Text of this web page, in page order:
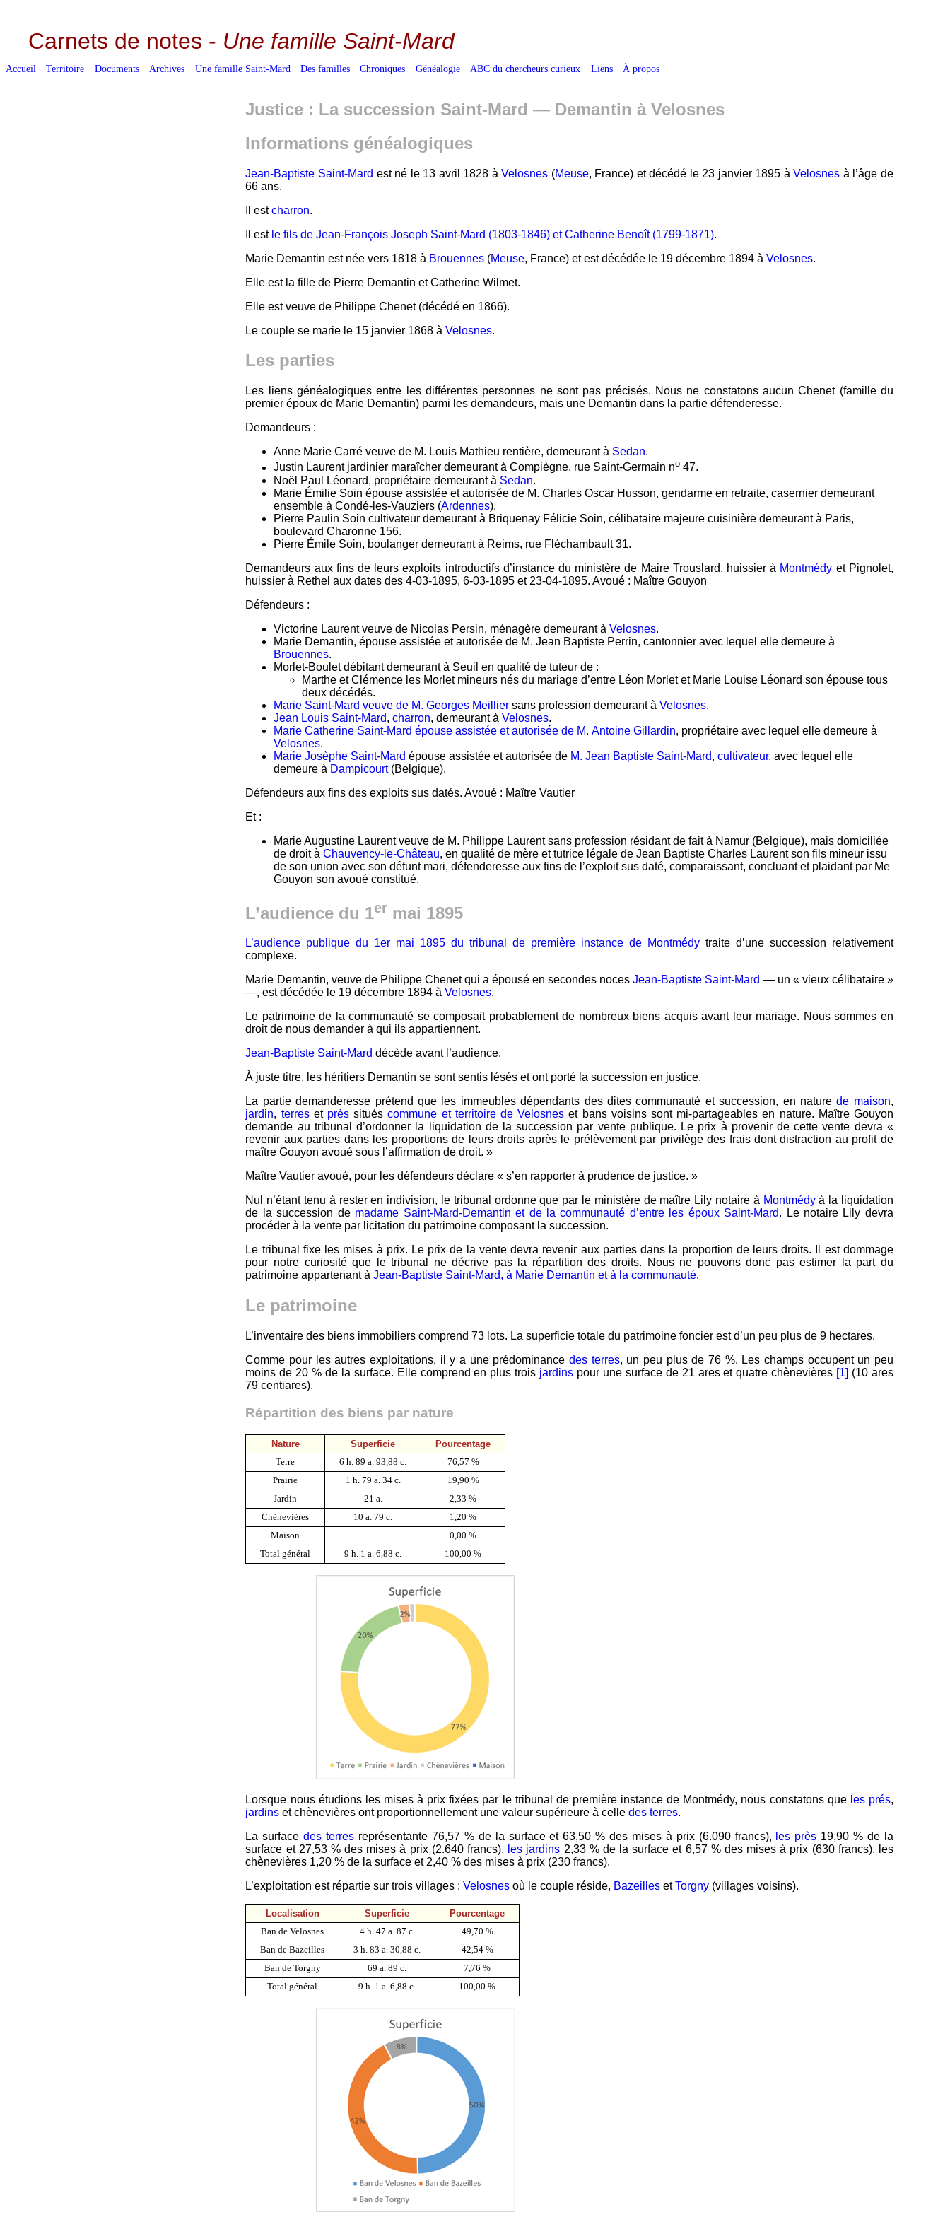
Carnets de notes - Une famille Saint-Mard
Accueil Territoire Documents Archives Une famille Saint-Mard Des familles Chroniques Généalogie ABC du chercheurs curieux Liens À propos
Justice : La succession Saint-Mard — Demantin à Velosnes
Informations généalogiques
Jean-Baptiste Saint-Mard est né le 13 avril 1828 àVelosnes (Meuse, France) et décédé le 23 janvier 1895 àVelosnes à l’âge de
66 ans.
Il estcharron.
Il est le fils de Jean-François Joseph Saint-Mard (1803-1846) et Catherine Benoît (1799-1871).
Marie Demantin est née vers 1818 à Brouennes (Meuse, France) et est décédée le 19 décembre 1894 àVelosnes.
Elle est la fille de Pierre Demantin et Catherine Wilmet.
Elle est veuve de Philippe Chenet (décédé en 1866).
Le couple se marie le 15 janvier 1868 àVelosnes.
Les parties
Les liens généalogiques entre les différentes personnes ne sont pas précisés. Nous ne constatons aucun Chenet (famille du
premier époux de Marie Demantin) parmi les demandeurs, mais une Demantin dans la partie défenderesse.
Demandeurs :
Anne Marie Carré veuve de M. Louis Mathieu rentière, demeurant à Sedan.
Justin Laurent jardinier maraîcher demeurant à Compiègne, rue Saint-Germain no 47.
Noël Paul Léonard, propriétaire demeurant à Sedan.
Marie Émilie Soin épouse assistée et autorisée de M. Charles Oscar Husson, gendarme en retraite, casernier demeurant
ensemble à Condé-les-Vauziers (Ardennes).
Pierre Paulin Soin cultivateur demeurant à Briquenay Félicie Soin, célibataire majeure cuisinière demeurant à Paris,
boulevard Charonne 156.
Pierre Émile Soin, boulanger demeurant à Reims, rue Fléchambault 31.
Demandeurs aux fins de leurs exploits introductifs d’instance du ministère de Maire Trouslard, huissier à Montmédy et Pignolet,
huissier à Rethel aux dates des 4-03-1895, 6-03-1895 et 23-04-1895. Avoué : Maître Gouyon
Défendeurs :
Victorine Laurent veuve de Nicolas Persin, ménagère demeurant àVelosnes.
Marie Demantin, épouse assistée et autorisée de M. Jean Baptiste Perrin, cantonnier avec lequel elle demeure à
Brouennes.
Morlet-Boulet débitant demeurant à Seuil en qualité de tuteur de :
Marthe et Clémence les Morlet mineurs nés du mariage d’entre Léon Morlet et Marie Louise Léonard son épouse tous
deux décédés.
Marie Saint-Mard veuve de M. Georges Meillier sans profession demeurant àVelosnes.
Jean Louis Saint-Mard,charron, demeurant àVelosnes.
Marie Catherine Saint-Mard épouse assistée et autorisée de M. Antoine Gillardin, propriétaire avec lequel elle demeure à
Velosnes.
Marie Josèphe Saint-Mard épouse assistée et autorisée de M. Jean Baptiste Saint-Mard,cultivateur, avec lequel elle
demeure à Dampicourt(Belgique).
Défendeurs aux fins des exploits sus datés. Avoué : Maître Vautier
Et :
Marie Augustine Laurent veuve de M. Philippe Laurent sans profession résidant de fait à Namur (Belgique), mais domiciliée
de droit àChauvency-le-Château, en qualité de mère et tutrice légale de Jean Baptiste Charles Laurent son fils mineur issu
de son union avec son défunt mari, défenderesse aux fins de l’exploit sus daté, comparaissant, concluant et plaidant par Me
Gouyon son avoué constitué.
L’audience du 1er mai 1895
L’audience publique du 1er mai 1895 du tribunal de première instance de Montmédy traite d’une succession relativement
complexe.
Marie Demantin, veuve de Philippe Chenet qui a épousé en secondes nocesJean-Baptiste Saint-Mard — un « vieux célibataire »
—, est décédée le 19 décembre 1894 àVelosnes.
Le patrimoine de la communauté se composait probablement de nombreux biens acquis avant leur mariage. Nous sommes en
droit de nous demander à qui ils appartiennent.
Jean-Baptiste Saint-Mard décède avant l’audience.
À juste titre, les héritiers Demantin se sont sentis lésés et ont porté la succession en justice.
La partie demanderesse prétend que les immeubles dépendants des dites communauté et succession, en naturede maison,
jardin, terreset près situéscommune et territoire de Velosnes et bans voisins sont mi-partageables en nature. Maître Gouyon
demande au tribunal d’ordonner la liquidation de la succession par vente publique. Le prix à provenir de cette vente devra «
revenir aux parties dans les proportions de leurs droits après le prélèvement par privilège des frais dont distraction au profit de
maître Gouyon avoué sous l’affirmation de droit. »
Maître Vautier avoué, pour les défendeurs déclare « s’en rapporter à prudence de justice. »
Nul n’étant tenu à rester en indivision, le tribunal ordonne que par le ministère de maître Lily notaire à Montmédyà la liquidation
de la succession de madame Saint-Mard-Demantin et de la communauté d’entre les époux Saint-Mard. Le notaire Lily devra
procéder à la vente par licitation du patrimoine composant la succession.
Le tribunal fixe les mises à prix. Le prix de la vente devra revenir aux parties dans la proportion de leurs droits. Il est dommage
pour notre curiosité que le tribunal ne décrive pas la répartition des droits. Nous ne pouvons donc pas estimer la part du
patrimoine appartenant àJean-Baptiste Saint-Mard, à Marie Demantin et à la communauté.
Le patrimoine
L’inventaire des biens immobiliers comprend 73 lots. La superficie totale du patrimoine foncier est d’un peu plus de 9 hectares.
Comme pour les autres exploitations, il y a une prédominancedes terres, un peu plus de 76 %. Les champs occupent un peu
moins de 20 % de la surface. Elle comprend en plus trois jardins pour une surface de 21 ares et quatre chènevières [1] (10 ares
79 centiares).
Répartition des biens par nature
Nature Superficie Pourcentage
Terre 6 h. 89 a. 93,88 c.
76,57 %
Prairie
1 h. 79 a. 34 c.
19,90 %
Jardin
21 a.
2,33 %
Chènevières
10 a. 79 c.
1,20 %
Maison
0,00 %
Total général
9 h. 1 a. 6,88 c. 100,00 %
Lorsque nous étudions les mises à prix fixées par le tribunal de première instance de Montmédy, nous constatons que les prés,
jardins et chènevières ont proportionnellement une valeur supérieure à celledes terres.
La surfacedes terres représentante 76,57 % de la surface et 63,50 % des mises à prix (6.090 francs), les près 19,90 % de la
surface et 27,53 % des mises à prix (2.640 francs), les jardins 2,33 % de la surface et 6,57 % des mises à prix (630 francs), les
chènevières 1,20 % de la surface et 2,40 % des mises à prix (230 francs).
L’exploitation est répartie sur trois villages :Velosnes où le couple réside, Bazeilles etTorgny (villages voisins).
Localisation Superficie Pourcentage
Ban de Velosnes 4 h. 47 a. 87 c.
49,70 %
Ban de Bazeilles
3 h. 83 a. 30,88 c.
42,54 %
Ban de Torgny
69 a. 89 c.
7,76 %
Total général
9 h. 1 a. 6,88 c. 100,00 %